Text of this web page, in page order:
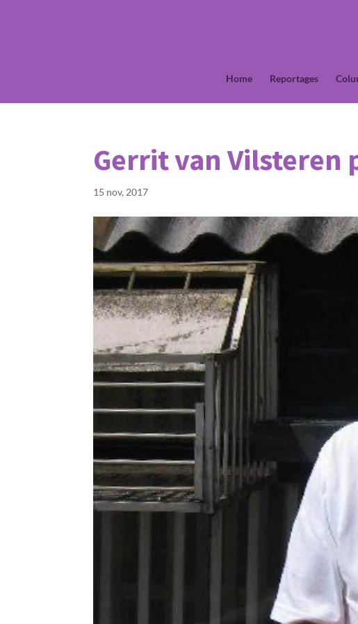
Home Reportages
Gerrit van Vilsteren
15 nov, 2017